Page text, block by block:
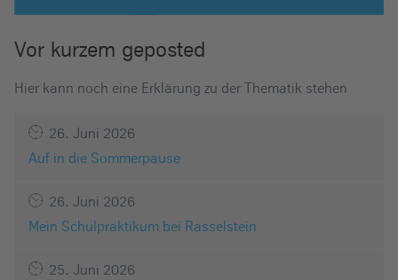
Vor kurzem geposted
Hier kann noch eine Erklärung zu der Thematik stehen
26. Juni 2026
Auf in die Sommerpause
26. Juni 2026
Mein Schulpraktikum bei Rasselstein
25. Juni 2026